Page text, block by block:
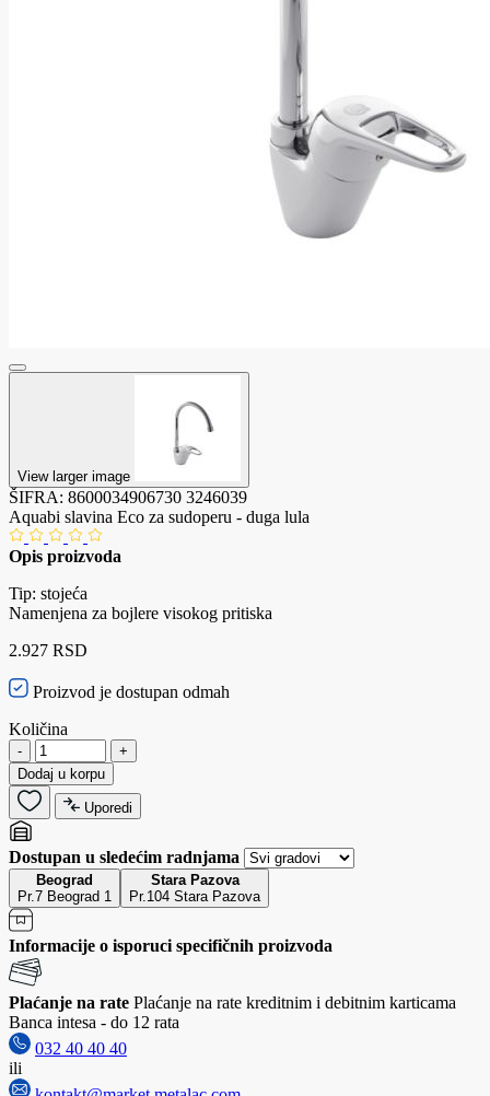
View larger image
ŠIFRA: 8600034906730 3246039
Aquabi slavina Eco za sudoperu - duga lula
Opis proizvoda
Tip: stojeća
Namenjena za bojlere visokog pritiska
2.927 RSD
Proizvod je dostupan odmah
Količina
-
+
Dodaj u korpu
Uporedi
Dostupan u sledećim radnjama
Beograd
Pr.7 Beograd 1
Stara Pazova
Pr.104 Stara Pazova
Informacije o isporuci specifičnih proizvoda
Plaćanje na rate Plaćanje na rate kreditnim i debitnim karticama
Banca intesa - do 12 rata
032 40 40 40
ili